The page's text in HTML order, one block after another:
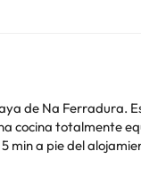
de Na Ferradura.